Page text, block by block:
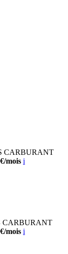
CARBURANT
mois i
CARBURANT
mois i